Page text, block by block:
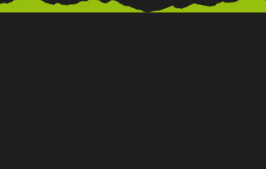
Businesses